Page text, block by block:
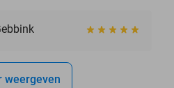
weergeven